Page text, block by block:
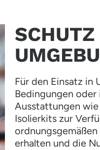
Für den Einsatz in
Bedingungen
Ausstattungen
Isolierkits zur
erhalten und die